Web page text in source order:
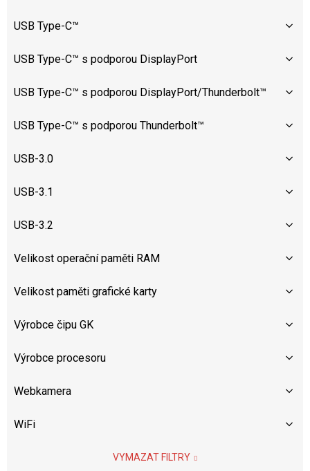
USB Type-C™
USB Type-C™ s podporou DisplayPort
USB Type-C™ s podporou DisplayPort/Thunderbolt™
USB Type-C™ s podporou Thunderbolt™
USB-3.0
USB-3.1
USB-3.2
Velikost operační paměti RAM
Velikost paměti grafické karty
Výrobce čipu GK
Výrobce procesoru
Webkamera
WiFi
VYMAZAT FILTRY